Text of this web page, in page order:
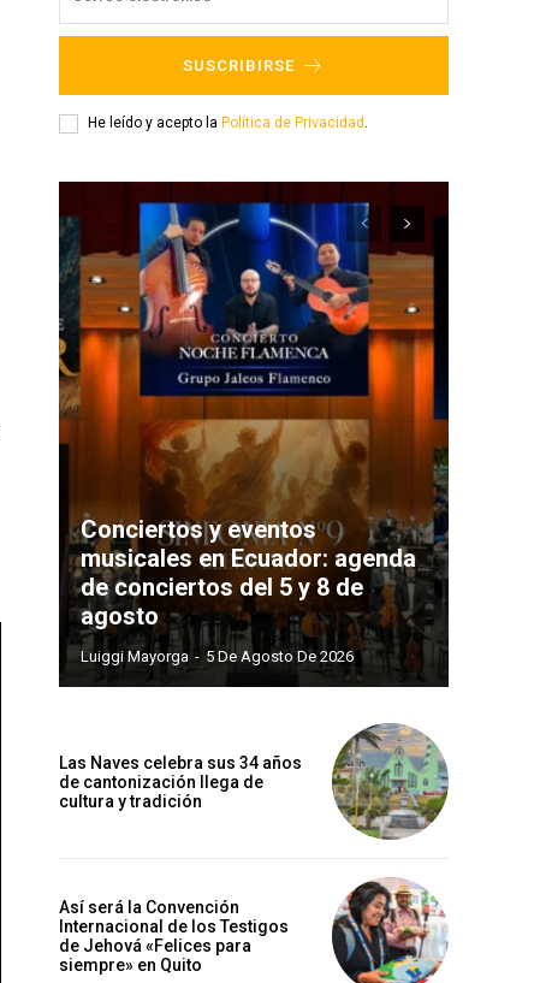
SUSCRIBIRSE
He leído y acepto la Política de Privacidad .
Conciertos y eventos
musicales en Ecuador: agenda
de conciertos del 5 y 8 de
agosto
Luiggi Mayorga - 5 De Agosto De 2026
Las Naves celebra sus 34 años
de cantonización llega de
cultura y tradición
Así será la Convención
Internacional de los Testigos
de Jehová «Felices para
siempre» en Quito